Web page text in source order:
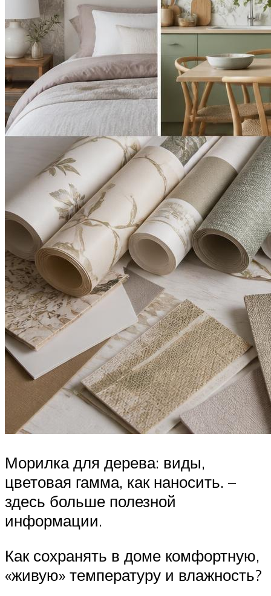
Морилка для дерева: виды,
цветовая гамма, как наносить. –
здесь больше полезной
информации.
Как сохранять в доме комфортную,
«живую» температуру и влажность?